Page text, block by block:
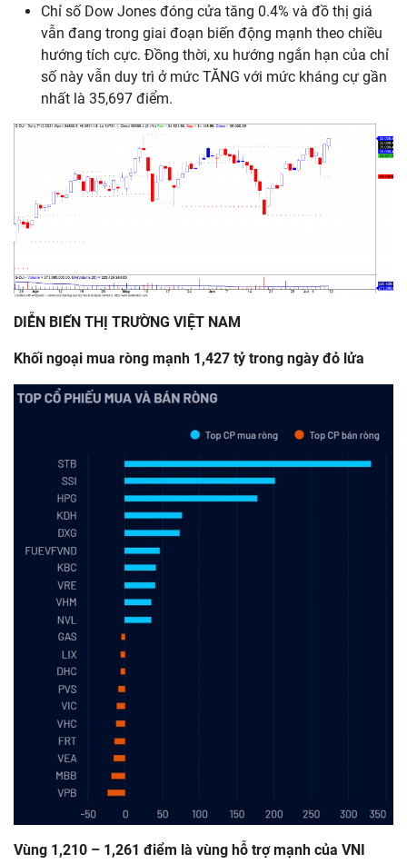
Chỉ số Dow Jones đóng cửa tăng 0.4% và đồ thị giá
vẫn đang trong giai đoạn biến động mạnh theo chiều
hướng tích cực. Đồng thời, xu hướng ngắn hạn của chỉ
số này vẫn duy trì ở mức TĂNG với mức kháng cự gần
nhất là 35,697 điểm.
DIỄN BIẾN THỊ TRƯỜNG VIỆT NAM
Khối ngoại mua ròng mạnh 1,427 tỷ trong ngày đỏ lửa
Vùng 1,210 – 1,261 điểm là vùng hỗ trợmạnh của VNI